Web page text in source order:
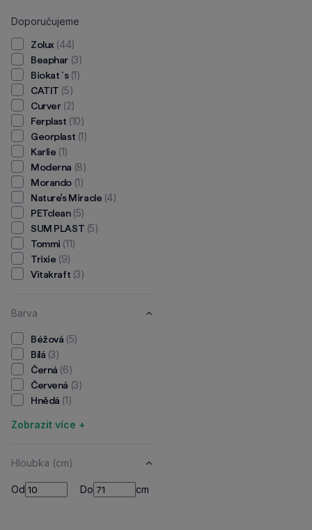
Doporučujeme
Zolux (44)
Beaphar (3)
Biokat ´s (1)
CATIT (5)
Curver (2)
Ferplast (10)
Georplast (1)
Karlie (1)
Moderna (8)
Morando (1)
Nature's Miracle (4)
PETclean (5)
SUM PLAST (5)
Tommi (11)
Trixie (9)
Vitakraft (3)
Barva
Béžová (5)
Bílá (3)
Černá (6)
Červená (3)
Hnědá (1)
Zobrazit více +
Hloubka (cm)
Od Od Do Do cm